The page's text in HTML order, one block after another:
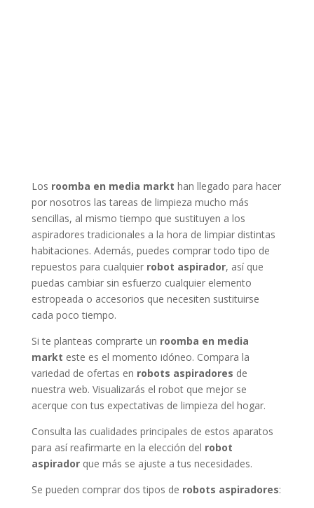
Los roomba en media markt han llegado para hacer
por nosotros las tareas de limpieza mucho más
sencillas, al mismo tiempo que sustituyen a los
aspiradores tradicionales a la hora de limpiar distintas
habitaciones. Además, puedes comprar todo tipo de
repuestos para cualquier robot aspirador, así que
puedas cambiar sin esfuerzo cualquier elemento
estropeada o accesorios que necesiten sustituirse
cada poco tiempo.
Si te planteas comprarte un roomba en media
markt este es el momento idóneo. Compara la
variedad de ofertas en robots aspiradores de
nuestra web. Visualizarás el robot que mejor se
acerque con tus expectativas de limpieza del hogar.
Consulta las cualidades principales de estos aparatos
para así reafirmarte en la elección del robot
aspiradorque más se ajuste a tus necesidades.
Se pueden comprar dos tipos de robots aspiradores: